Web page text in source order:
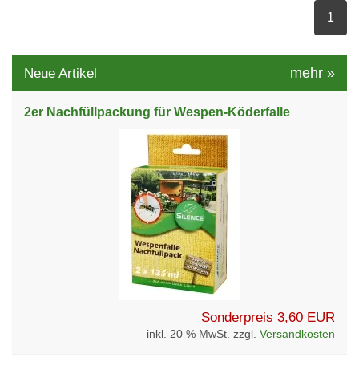
1
Neue Artikel mehr »
2er Nachfüllpackung für Wespen-Köderfalle
Sonderpreis 3,60 EUR
inkl. 20 % MwSt. zzgl. Versandkosten